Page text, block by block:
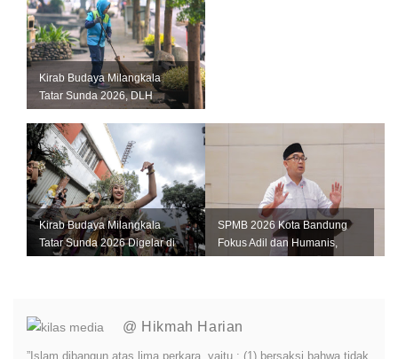
Kirab Budaya Milangkala
Tatar Sunda 2026, DLH
Petugas Keber...
Kirab Budaya Milangkala
Tatar Sunda 2026 Digelar di
SPMB 2026 Kota Bandung
Fokus Adil dan Humanis,
@ Hikmah Harian
”Islam dibangun atas lima perkara, yaitu : (1) bersaksi bahwa tidak